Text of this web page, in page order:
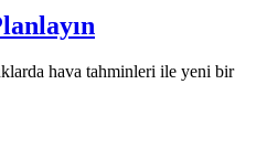
hava tahminleri ile yeni bir